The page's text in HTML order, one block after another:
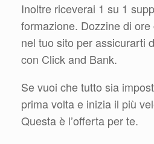
Inoltre riceverai 1 su 1
formazione. Dozzine di
nel tuo sito per assicurarti
con Click and Bank.
Se vuoi che tutto sia
prima volta e inizia il più
Questa è l’offerta per te.